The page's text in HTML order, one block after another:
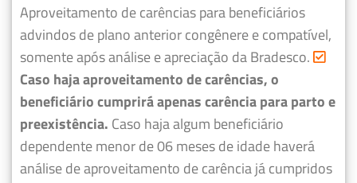
Aproveitamento de carências para beneficiários
advindos de plano anterior congênere e compatível,
somente após análise e apreciação da Bradesco.
Caso haja aproveitamento de carências, o
beneficiário cumprirá apenas carência para parto e
preexistência. Caso haja algum beneficiário
dependente menor de 06 meses de idade haverá
análise de aproveitamento de carência já cumpridos